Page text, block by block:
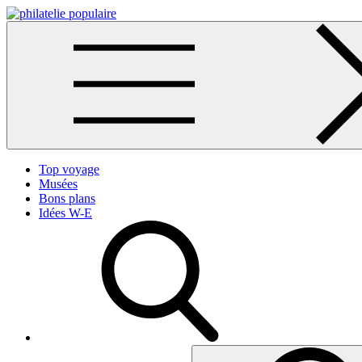
Skip
to
Top voyage
Musées
Bons plans
Idées W-E